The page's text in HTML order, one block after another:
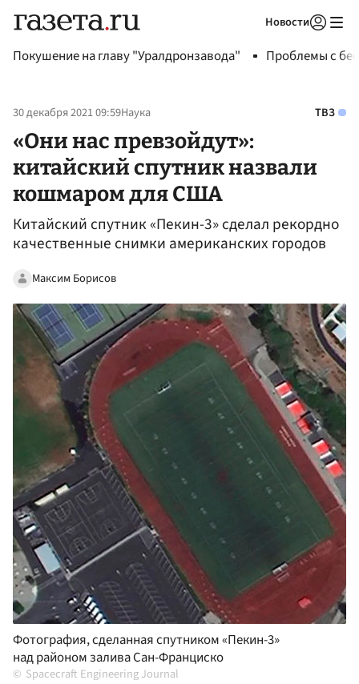
Новости
Покушение на главу "Уралдронзавода" Проблемы с
30 декабря 2021 09:59Наука ТВЗ
«Они нас превзойдут»:
китайский спутник назвали
кошмаром для США
Китайский спутник «Пекин-3» сделал рекордно
качественные снимки американских городов
Максим Борисов
Фотография, сделанная спутником «Пекин-3»
над районом залива Сан-Франциско
Spacecraft Engineering Journal